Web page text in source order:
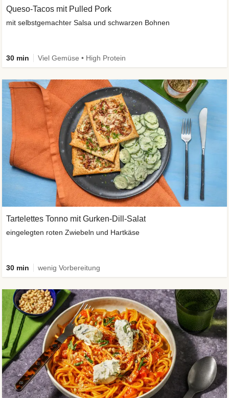
Queso-Tacos mit Pulled Pork
mit selbstgemachter Salsa und schwarzen Bohnen
30 min Viel Gemüse • High Protein
Tartelettes Tonno mit Gurken-Dill-Salat
eingelegten roten Zwiebeln und Hartkäse
30 min wenig Vorbereitung